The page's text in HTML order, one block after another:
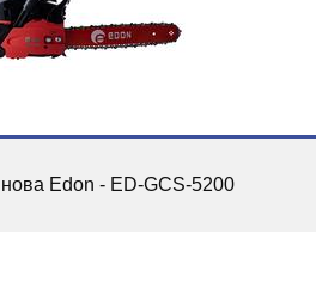
Edon - ED-GCS-5200